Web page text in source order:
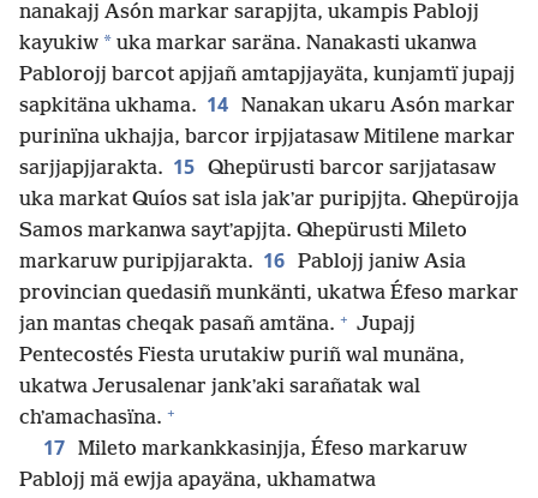
nanakajj Asón markar sarapjjta, ukampis Pablojj
kayukiw * uka markar saräna. Nanakasti ukanwa
Pablorojj barcot apjjañ amtapjjayäta, kunjamtï jupajj
sapkitäna ukhama. 14 Nanakan ukaru Asón markar
purinïna ukhajja, barcor irpjjatasaw Mitilene markar
sarjjapjjarakta. 15 Qhepürusti barcor sarjjatasaw
uka markat Quíos sat isla jakʼar puripjjta. Qhepürojja
Samos markanwa saytʼapjjta. Qhepürusti Mileto
markaruw puripjjarakta. 16 Pablojj janiw Asia
provincian quedasiñ munkänti, ukatwa Éfeso markar
jan mantas cheqak pasañ amtäna. + Jupajj
Pentecostés Fiesta urutakiw puriñ wal munäna,
ukatwa Jerusalenar jankʼaki sarañatak wal
chʼamachasïna. +
17 Mileto markankkasinjja, Éfeso markaruw
Pablojj mä ewjja apayäna, ukhamatwa